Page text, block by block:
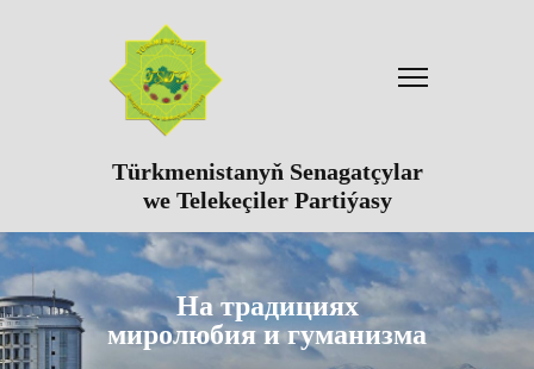
Türkmenistanyň Senagatçylar
we Telekeçiler Partiýasy
На традициях
миролюбия и гуманизма